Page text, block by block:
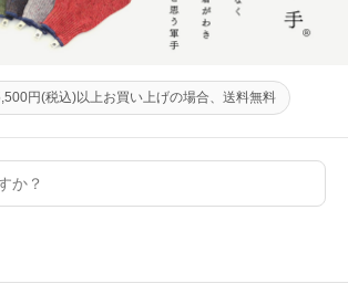
円(税込)以上お買い上げの場合、送料無料